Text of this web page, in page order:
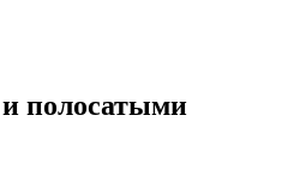
полосатыми